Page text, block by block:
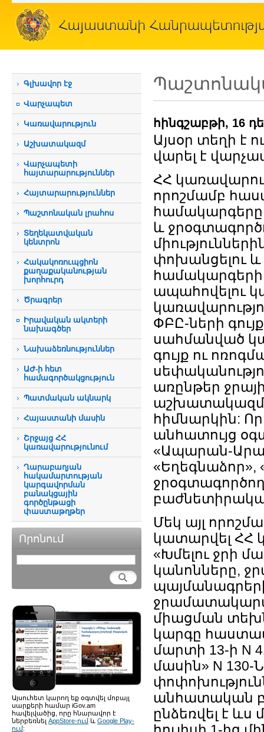
Գլխավոր էջ
Վարչապետ
Կառավարություն
Աշխատակազմ
Վարչապետի
հայտարարություններ
Հայտարարություններ
Պաշտոնական լրահոս
Տեղեկատվական
կենտրոն
Հակակոռուպցիոն
քաղաքականության
խորհուրդ
Ծրագրեր
Իրավական ակտերի
նախագծեր
Նախաձեռնություններ
ԱԺ-ի հետ
համագործակցություն
Պատմական ակնարկ
Հայաստանի մասին
Շրջայց ՀՀ
կառավարությունում
Ղարաբաղյան
հակամարտության
կարգավորման
բանակցային
գործընթացի
փաստաթղթեր
Որոնում
Այսուհետ կարող եք օգտվել մոբայլ
սարքերի համար iGov.am
հավելվածից, որը հնարավոր է
ներբեռնել AppStore-ում և Google Play-
ում:
հինգշաբթի, 16
Այսօր տեղի է
վարել է
ՀՀ
որոշմամբ
համակարգերը
և
փոխանցելու
համակարգերի
ապահովելու
ՓԲԸ-ների
սահմանված
գույք ու
առընթեր
հիմնարկին:
անհատույց
«Ապարան-
«Եղեգնաձոր»,
Մեկ այլ
կատարվել ՀՀ
«Խմելու ջրի
կանոնները,
միացման
կարգը
մարտի 13-ի N
մասին» N
անհատական
ընձեռվել է ևս